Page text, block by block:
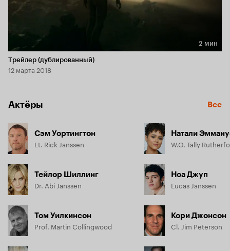
Длительность 2 мин
2 мин
Трейлер (дублированный)
12 марта 2018
Актёры Все
Сэм Уортингтон
Lt. Rick Janssen
Тейлор Шиллинг
Dr. Abi Janssen
Том Уилкинсон
Prof. Martin Collingwood
Натали
W.O. Tally
Ноа Джуп
Lucas Janssen
Кори Джонсон
Cl. Jim Peterson